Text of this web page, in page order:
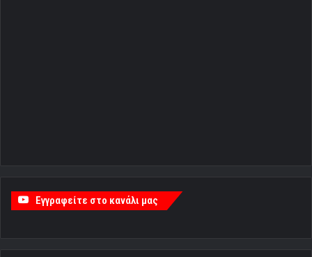
Εγγραφείτε στο κανάλι μας